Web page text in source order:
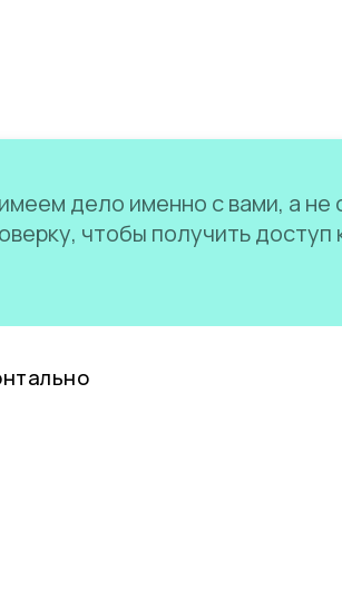
дело именно с вами, а не
чтобы получить доступ